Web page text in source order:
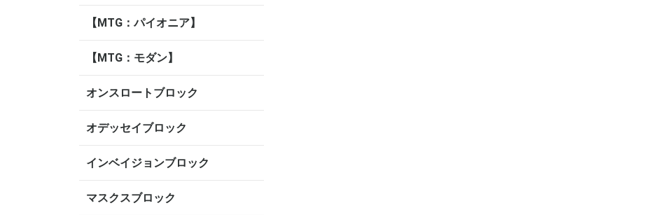
【MTG：パイオニア】
【MTG：モダン】
オンスロートブロック
オデッセイブロック
インベイジョンブロック
マスクスブロック